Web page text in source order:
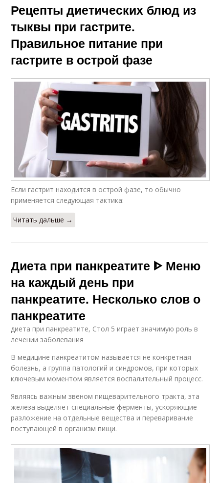
Рецепты диетических блюд из
тыквы при гастрите.
Правильное питание при
гастрите в острой фазе
Если гастрит находится в острой фазе, то обычно
применяется следующая тактика:
Читать дальше →
Диета при панкреатите ᐈ Меню
на каждый день при
панкреатите. Несколько слов о
панкреатите
диета при панкреатите, Стол 5 играет значимую роль в
лечении заболевания
В медицине панкреатитом называется не конкретная
болезнь, а группа патологий и синдромов, при которых
ключевым моментом является воспалительный процесс.
Являясь важным звеном пищеварительного тракта, эта
железа выделяет специальные ферменты, ускоряющие
разложение на отдельные вещества и переваривание
поступающей в организм пищи.